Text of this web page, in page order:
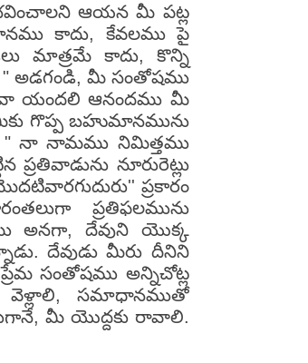
ఆయన మీ పట్ల
కాదు, కేవలము పై
మాత్రమే కాదు, కొన్ని
" అడగండి, మీ సంతోషము
యందలి ఆనందము మీ
గొప్ప బహుమానమును
" నా నామము నిమిత్తము
ప్రతివాడును నూరురెట్లు
ప్రకారం
ప్రతిఫలమును
అనగా, దేవుని యొక్క
దేవుడు మీరు దీనిని
సంతోషము అన్నిచోట్ల
వెళ్లాలి, సమాధానముతో
మీ యొద్దకు రావాలి.